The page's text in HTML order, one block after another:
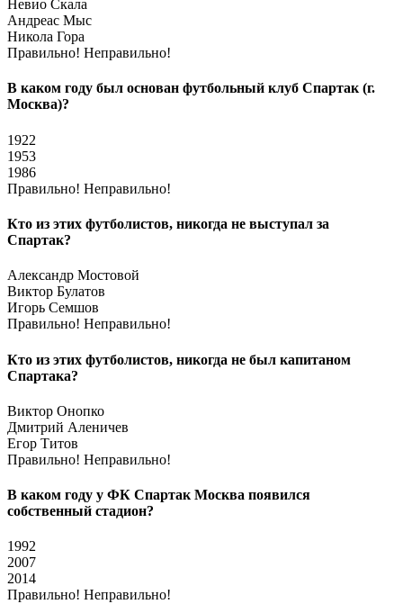
Невио Скала
Андреас Мыс
Никола Гора
Правильно! Неправильно!
В каком году был основан футбольный клуб Спартак (г.
Москва)?
1922
1953
1986
Правильно! Неправильно!
Кто из этих футболистов, никогда не выступал за
Спартак?
Александр Мостовой
Виктор Булатов
Игорь Семшов
Правильно! Неправильно!
Кто из этих футболистов, никогда не был капитаном
Спартака?
Виктор Онопко
Дмитрий Аленичев
Егор Титов
Правильно! Неправильно!
В каком году у ФК Спартак Москва появился
собственный стадион?
1992
2007
2014
Правильно! Неправильно!